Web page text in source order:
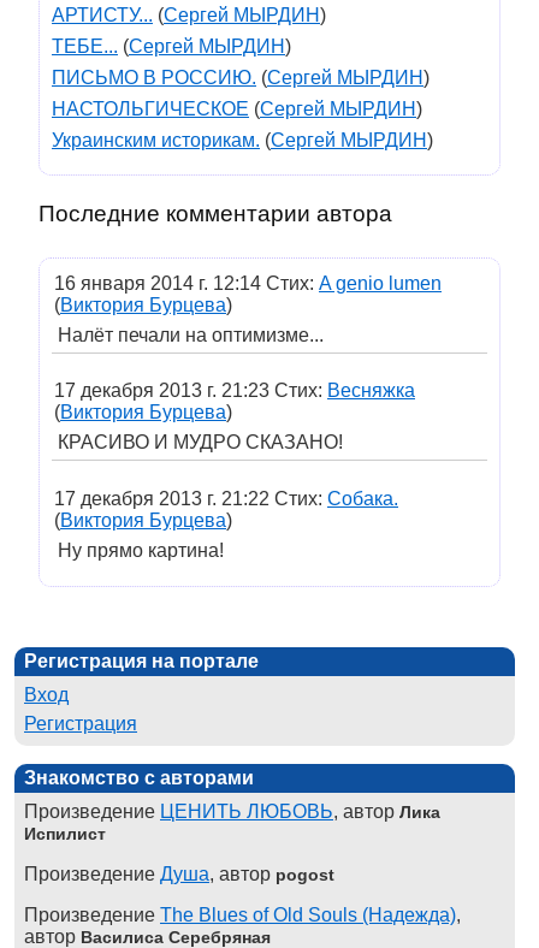
АРТИСТУ... (Сергей МЫРДИН)
ТЕБЕ... (Сергей МЫРДИН)
ПИСЬМО В РОССИЮ. (Сергей МЫРДИН)
НАСТОЛЬГИЧЕСКОЕ (Сергей МЫРДИН)
Украинским историкам. (Сергей МЫРДИН)
Последние комментарии автора
16 января 2014 г. 12:14 Стих: A genio lumen
(Виктория Бурцева)
Налёт печали на оптимизме...
17 декабря 2013 г. 21:23 Стих: Весняжка
(Виктория Бурцева)
КРАСИВО И МУДРО СКАЗАНО!
17 декабря 2013 г. 21:22 Стих: Cобака.
(Виктория Бурцева)
Ну прямо картина!
Регистрация на портале
Вход
Регистрация
Знакомство с авторами
Произведение ЦЕНИТЬ ЛЮБОВЬ, автор Лика
Испилист
Произведение Душа, автор pogost
Произведение The Blues of Old Souls (Надежда),
автор Василиса Серебряная